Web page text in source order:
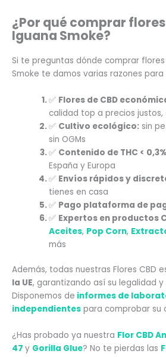
¿Por qué comprar flores
Iguana Smoke?
Si te preguntas dónde comprar flores
Smoke te damos varias razones
✅ Flores de CBD
calidad top a precios
✅ Cultivo ecológico:sin
sin OGMs
✅ Contenido de THC <
España y Europa
✅ Envíos rápidos y
tienes en casa
✅ Pago plataforma de
✅ Expertos en productos
Aceites, Pop Corn,
más
Además, todas nuestras Flores CBD
la UE, garantizando así su legalidad y
Disponemos de informes de
independientes para comprobar su
¿Has probado ya nuestra Flor CBD
47 y Gorilla Glue? No te pierdas las